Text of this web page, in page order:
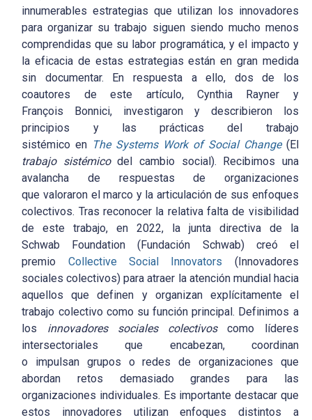
innumerables estrategias que utilizan los innovadores
para organizar su trabajo siguen siendo mucho menos
comprendidas que su labor programática, y el impacto y
la eficacia de estas estrategias están en gran medida
sin documentar. En respuesta a ello, dos de los
coautores de este artículo, Cynthia Rayner y
François Bonnici, investigaron y describieron los
principios y las prácticas del trabajo
sistémico en The Systems Work of Social Change(El
trabajo sistémicodel cambio social). Recibimos una
avalancha de respuestas de organizaciones
que valoraron el marco y la articulación de sus enfoques
colectivos. Tras reconocer la relativa falta de visibilidad
de este trabajo, en 2022, la junta directiva de la
Schwab Foundation (Fundación Schwab) creó el
premio Collective Social Innovators (Innovadores
sociales colectivos) para atraer la atención mundial hacia
aquellos que definen y organizan explícitamente el
trabajo colectivo como su función principal. Definimos a
los innovadores sociales colectivoscomo líderes
intersectoriales que encabezan, coordinan
o impulsan grupos o redes de organizaciones que
abordan retos demasiado grandes para las
organizaciones individuales. Es importante destacar que
estos innovadores utilizan enfoques distintos a